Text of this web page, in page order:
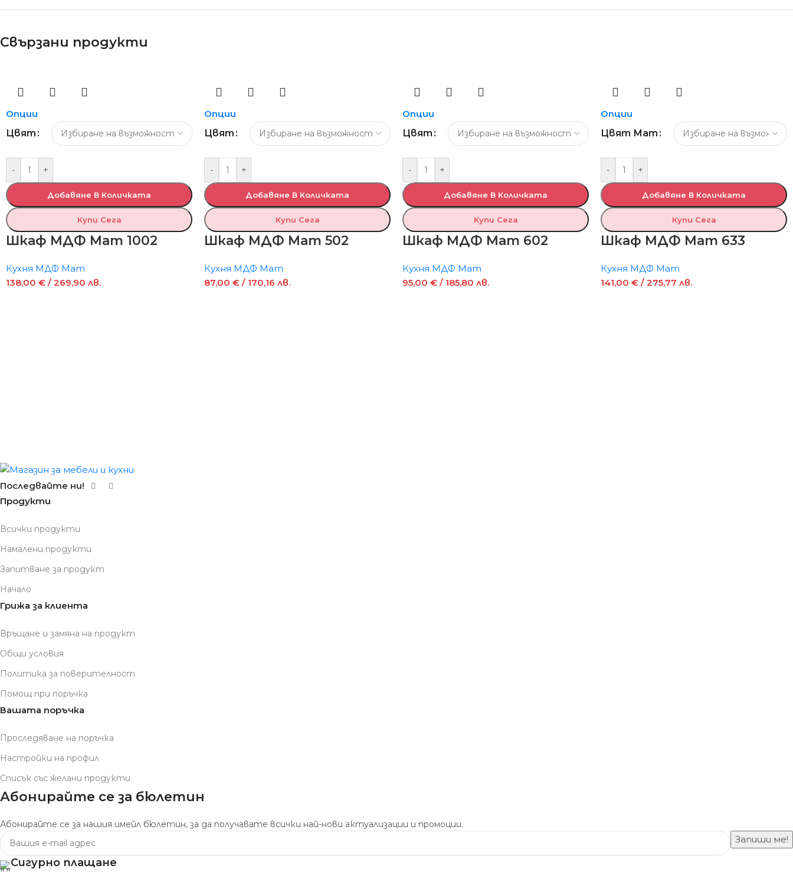
Свързани продукти
Опции
Цвят
- +
Добавяне В Количката
Купи Сега
Шкаф МДФ Мат 1002
Кухня МДФ Мат
138,00 € / 269,90 лв.
Опции
Цвят
- +
Добавяне В Количката
Купи Сега
Шкаф МДФ Мат 502
Кухня МДФ Мат
87,00 € / 170,16 лв.
Опции
Цвят
- +
Добавяне В Количката
Купи Сега
Шкаф МДФ Мат 602
Кухня МДФ Мат
95,00 € / 185,80 лв.
Опции
Цвят Мат
- +
Добавяне В Количката
Купи Сега
Шкаф МДФ Мат 633
Кухня МДФ Мат
141,00 € / 275,77 лв.
Последвайте ни!
Продукти
Всички продукти
Намалени продукти
Запитване за продукт
Начало
Грижа за клиента
Връщане и замяна на продукт
Общи условия
Политика за поверителност
Помощ при поръчка
Вашата поръчка
Проследяване на поръчка
Настройки на профил
Списък със желани продукти
Абонирайте се за бюлетин
Абонирайте се за нашия имейл бюлетин, за да получавате всички най-нови актуализации и промоции.
Сигурно плащане